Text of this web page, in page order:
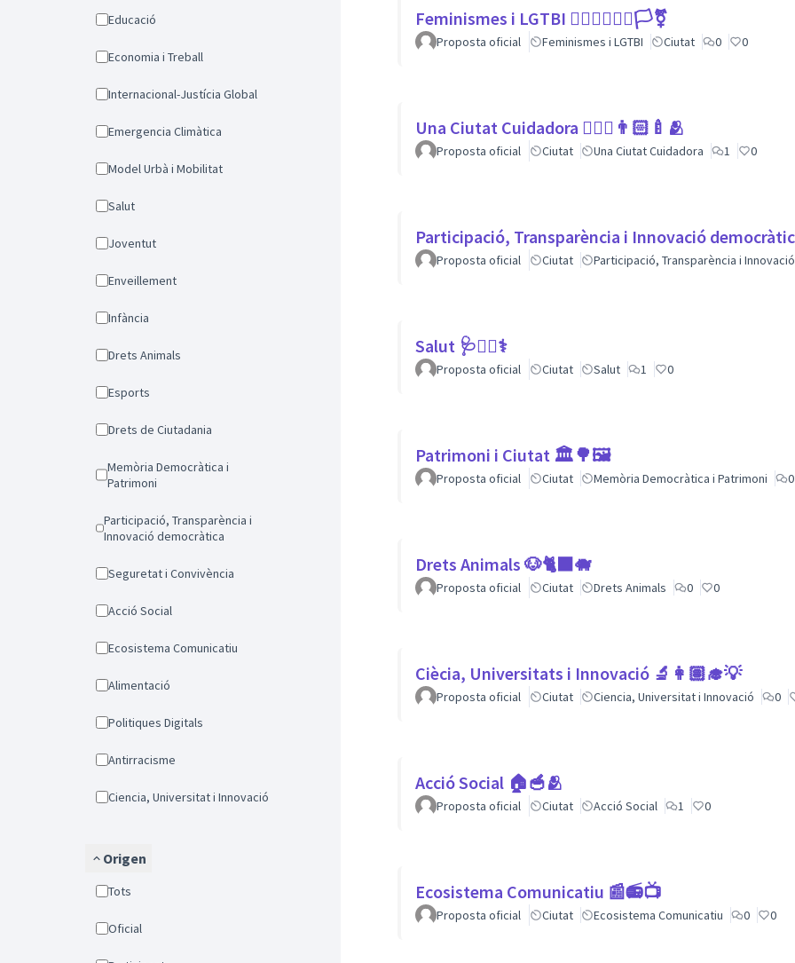
Educació
Economia i Treball
Internacional-Justícia Global
Emergencia Climàtica
Model Urbà i Mobilitat
Salut
Joventut
Enveillement
Infància
Drets Animals
Esports
Drets de Ciutadania
Memòria Democràtica i
Patrimoni
Participació, Transparència i
Innovació democràtica
Seguretat i Convivència
Acció Social
Ecosistema Comunicatiu
Alimentació
Politiques Digitals
Antirracisme
Ciencia, Universitat i Innovació
Origen
Tots
Oficial
Feminismes i LGTBI 💁🏽‍♀👩‍❤️‍👩🏳️‍⚧️
Proposta oficial Feminismes i LGTBI Ciutat 0 0
Una Ciutat Cuidadora 💆🏾‍♀️👨🏻‍🍼🫂
Proposta oficial Ciutat Una Ciutat Cuidadora 1 0
Participació, Transparència i Innovació
Proposta oficial Ciutat Participació, Transparència i
Salut 🩺👩‍⚕️⚕
Proposta oficial Ciutat Salut 1 0
Patrimoni i Ciutat 🏛🌳🖼
Proposta oficial Ciutat Memòria Democràtica i Patrimoni 0
Drets Animals 🐶🐈‍⬛️🐗
Proposta oficial Ciutat Drets Animals 0 0
Ciècia, Universitats i Innovació 🔬👩🏽‍🎓💡
Proposta oficial Ciutat Ciencia, Universitat i Innovació 0
Acció Social 🏠🥣🫂
Proposta oficial Ciutat Acció Social 1 0
Ecosistema Comunicatiu 📰📻📺
Proposta oficial Ciutat Ecosistema Comunicatiu 0 0